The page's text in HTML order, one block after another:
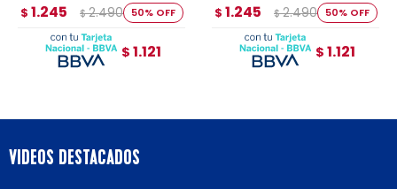
$ 1.245 $ 2.490 50
$ 1.121
$ 1.245 $ 2.490 50
$ 1.121
VIDEOS DESTACADOS